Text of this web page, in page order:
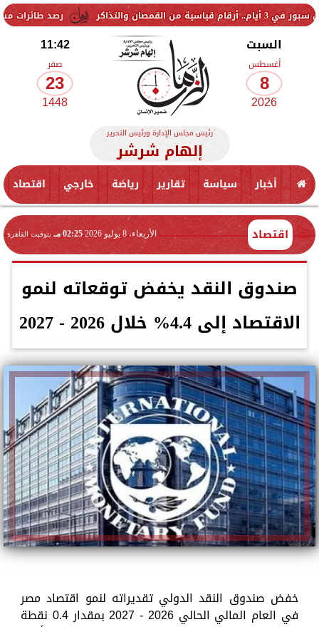
رصد طائرات مسيّرة فوق
السبت
أغسطس
8
2026
11:42
صفر
23
1448
رئيس مجلس الإدارة ورئيس التحرير
إلهام شرشر
أخبار سياسة تقارير رياضة خارجي اقتصاد
اقتصاد الأربعاء، 8 يوليو 2026 02:25 مـ بتوقيت القاهرة
صندوق النقد يخفض توقعاته لنمو
الاقتصاد إلى 4.4% خلال 2026 - 2027
خفض صندوق النقد الدولي تقديراته لنمو اقتصاد مصر
في العام المالي الحالي 2026 - 2027 بمقدار 0.4 نقطة